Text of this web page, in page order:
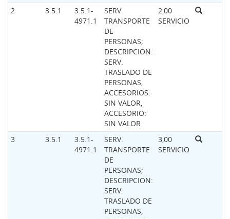
2 3.5.1
3.5.1-
4971.1
SERV.
TRANSPORTE
DE
PERSONAS;
DESCRIPCION:
SERV.
TRASLADO DE
PERSONAS,
ACCESORIOS:
SIN VALOR,
ACCESORIO:
SIN VALOR
2,00
SERVICIO
3 3.5.1
3.5.1-
4971.1
SERV.
TRANSPORTE
DE
PERSONAS;
DESCRIPCION:
SERV.
TRASLADO DE
PERSONAS,
3,00
SERVICIO